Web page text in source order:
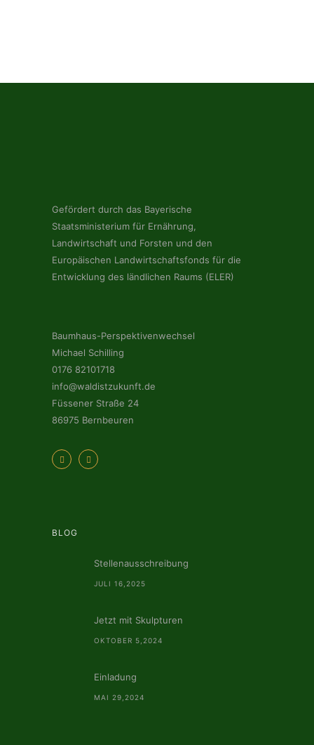
Gefördert durch das Bayerische
Staatsministerium für Ernährung,
Landwirtschaft und Forsten und den
Europäischen Landwirtschaftsfonds für die
Entwicklung des ländlichen Raums (ELER)
Baumhaus-Perspektivenwechsel
Michael Schilling
0176 82101718
info@waldistzukunft.de
Füssener Straße 24
86975 Bernbeuren
BLOG
Stellenausschreibung
JULI 16,2025
Jetzt mit Skulpturen
OKTOBER 5,2024
Einladung
MAI 29,2024